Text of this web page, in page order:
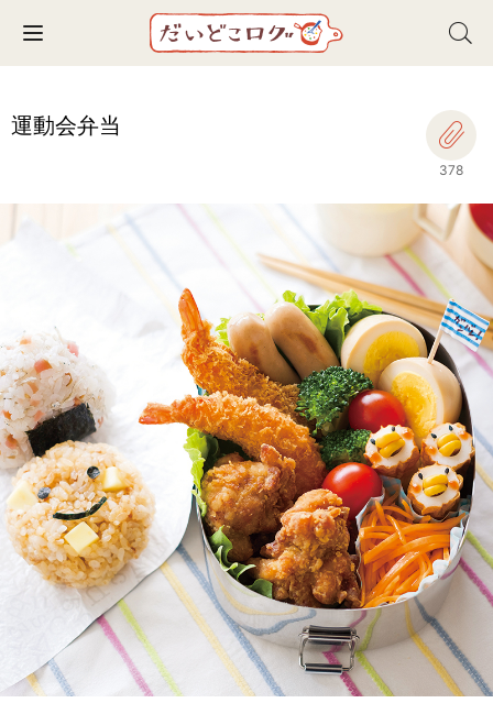
Toggle navigation
運動会弁当
378